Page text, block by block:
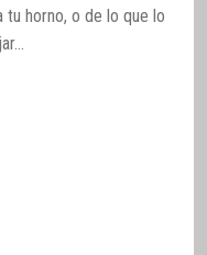
tu horno, o de lo que lo